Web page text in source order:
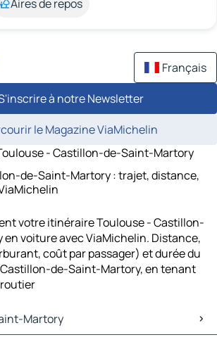
Aires de repos
Français
à notre Newsletter
le Magazine ViaMichelin
- Castillon-de-Saint-Martory
de-Saint-Martory : trajet, distance,
votre itinéraire Toulouse - Castillon-
voiture avec ViaMichelin. Distance,
coût par passager) et durée du
de-Saint-Martory, en tenant
Martory